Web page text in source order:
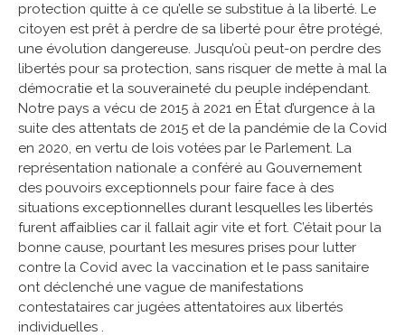
protection quitte à ce qu’elle se substitue à la liberté. Le
citoyen est prêt à perdre de sa liberté pour être protégé,
une évolution dangereuse. Jusqu’où peut-on perdre des
libertés pour sa protection, sans risquer de mette à mal la
démocratie et la souveraineté du peuple indépendant.
Notre pays a vécu de 2015 à 2021 en État d’urgence à la
suite des attentats de 2015 et de la pandémie de la Covid
en 2020, en vertu de lois votées par le Parlement. La
représentation nationale a conféré au Gouvernement
des pouvoirs exceptionnels pour faire face à des
situations exceptionnelles durant lesquelles les libertés
furent affaiblies car il fallait agir vite et fort. C’était pour la
bonne cause, pourtant les mesures prises pour lutter
contre la Covid avec la vaccination et le pass sanitaire
ont déclenché une vague de manifestations
contestataires car jugées attentatoires aux libertés
individuelles .